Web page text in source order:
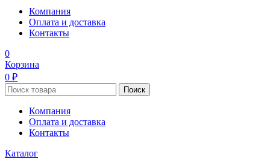
Компания
Оплата и доставка
Контакты
0
Корзина
0 ₽
Поиск
Компания
Оплата и доставка
Контакты
Каталог